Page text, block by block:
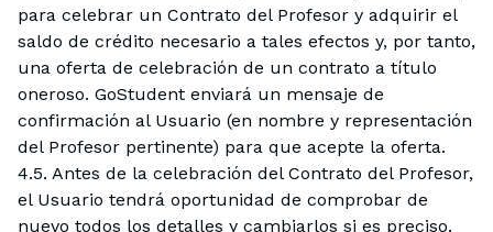
para celebrar un Contrato del Profesor y adquirir el
saldo de crédito necesario a tales efectos y, por tanto,
una oferta de celebración de un contrato a título
oneroso. GoStudent enviará un mensaje de
confirmación al Usuario (en nombre y representación
del Profesor pertinente) para que acepte la oferta.
4.5. Antes de la celebración del Contrato del Profesor,
el Usuario tendrá oportunidad de comprobar de
nuevo todos los detalles y cambiarlos si es preciso.